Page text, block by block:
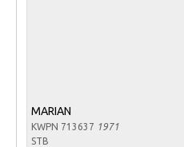
Zoek een NRPS paard
MARIAN
KWPN 713637 1971
STB